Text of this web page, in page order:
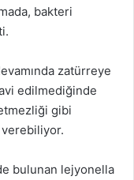
bakteri
zatürreye
edilmediğinde
gibi
verebiliyor.
bulunan lejyonella